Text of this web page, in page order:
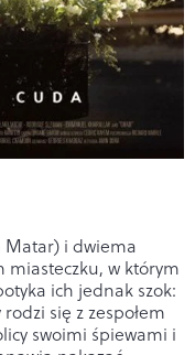
Matar) i dwiema
miasteczku, w którym
ich jednak szok:
się z zespołem
swoimi śpiewami i